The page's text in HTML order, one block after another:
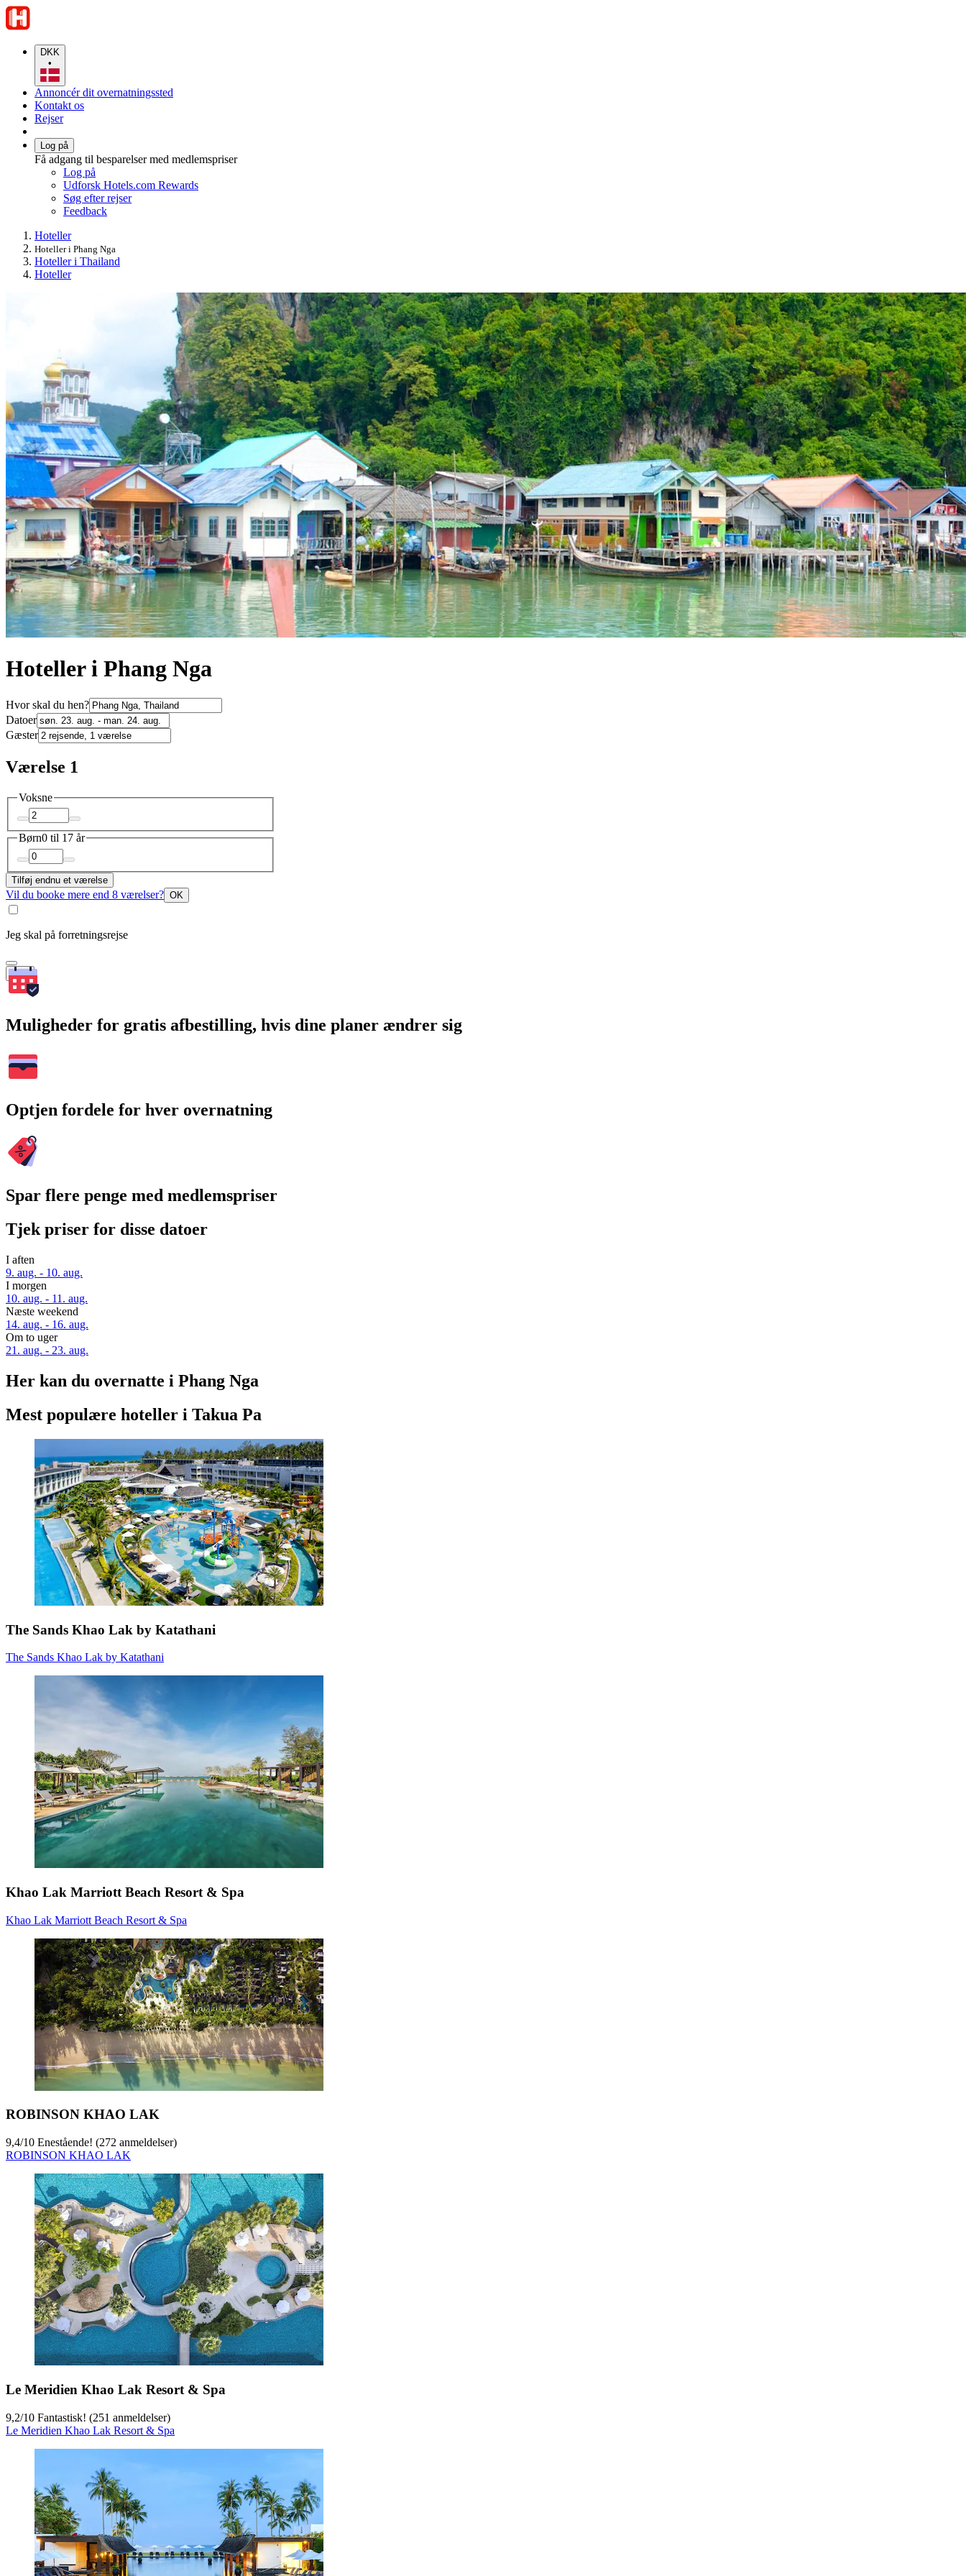
DKK
•
Annoncér dit overnatningssted
Kontakt os
Rejser
Log på
Få adgang til besparelser med medlemspriser
Log på
Udforsk Hotels.com Rewards
Søg efter rejser
Feedback
Hoteller
Hoteller i Phang Nga
Hoteller i Thailand
Hoteller
Hoteller i Phang Nga
Hvor skal du hen?
Datoer
Gæster
Værelse 1
Voksne
Børn0 til 17 år
Tilføj endnu et værelse
Vil du booke mere end 8 værelser? OK
Jeg skal på forretningsrejse
Søg
Muligheder for gratis afbestilling, hvis dine planer ændrer sig
Optjen fordele for hver overnatning
Spar flere penge med medlemspriser
Tjek priser for disse datoer
I aften
9. aug. - 10. aug.
I morgen
10. aug. - 11. aug.
Næste weekend
14. aug. - 16. aug.
Om to uger
21. aug. - 23. aug.
Her kan du overnatte i Phang Nga
Mest populære hoteller i Takua Pa
The Sands Khao Lak by Katathani
The Sands Khao Lak by Katathani
Khao Lak Marriott Beach Resort & Spa
Khao Lak Marriott Beach Resort & Spa
ROBINSON KHAO LAK
9,4/10 Enestående! (272 anmeldelser)
ROBINSON KHAO LAK
Le Meridien Khao Lak Resort & Spa
9,2/10 Fantastisk! (251 anmeldelser)
Le Meridien Khao Lak Resort & Spa